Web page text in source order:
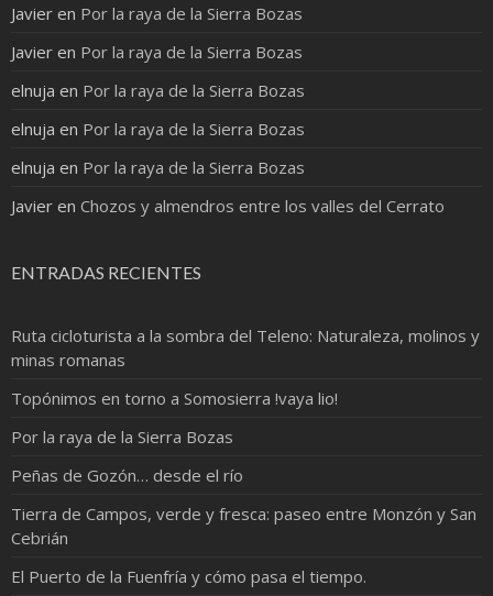
Javier en Por la raya de la Sierra Bozas
Javier en Por la raya de la Sierra Bozas
elnuja en Por la raya de la Sierra Bozas
elnuja en Por la raya de la Sierra Bozas
elnuja en Por la raya de la Sierra Bozas
Javier en Chozos y almendros entre los valles del Cerrato
ENTRADAS RECIENTES
Ruta cicloturista a la sombra del Teleno: Naturaleza, molinos y
minas romanas
Topónimos en torno a Somosierra !vaya lio!
Por la raya de la Sierra Bozas
Peñas de Gozón… desde el río
Tierra de Campos, verde y fresca: paseo entre Monzón y San
Cebrián
El Puerto de la Fuenfría y cómo pasa el tiempo.